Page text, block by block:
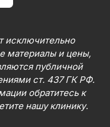
исключительно
материалы и цены,
публичной
ст. 437 ГК РФ.
обратитесь к
нашу клинику.